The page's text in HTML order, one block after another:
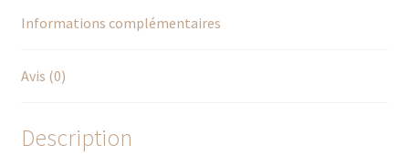
Informations complémentaires
Avis (0)
Description